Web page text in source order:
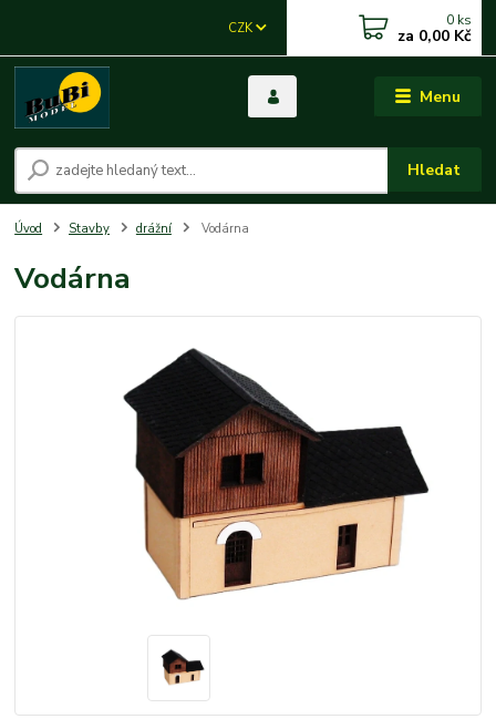
Menu
CZK
Hledat
0 ks
za 0,00 Kč
Úvod Stavby drážní Vodárna
Vodárna